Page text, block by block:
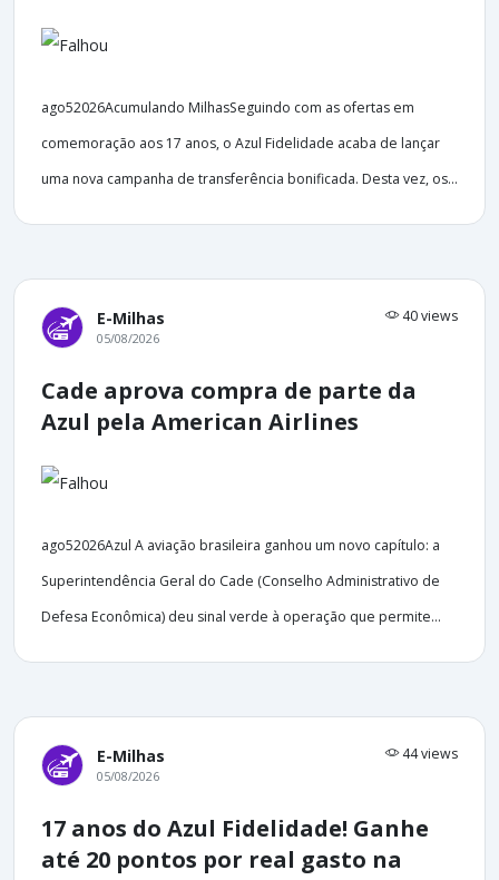
ago52026Acumulando MilhasSeguindo com as ofertas em
comemoração aos 17 anos, o Azul Fidelidade acaba de lançar
uma nova campanha de transferência bonificada. Desta vez, os...
E-Milhas 40 views
05/08/2026
Cade aprova compra de parte da
Azul pela American Airlines
ago52026Azul A aviação brasileira ganhou um novo capítulo: a
Superintendência Geral do Cade (Conselho Administrativo de
Defesa Econômica) deu sinal verde à operação que permite...
E-Milhas 44 views
05/08/2026
17 anos do Azul Fidelidade! Ganhe
até 20 pontos por real gasto na